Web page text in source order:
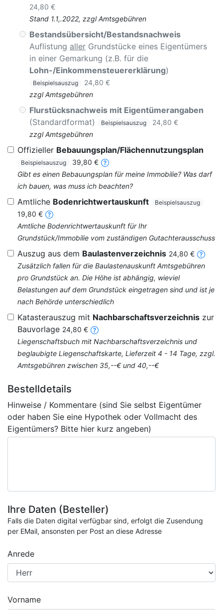
24,80 €
Stand 1.1,.2022, zzgl Amtsgebühren
Bestandsübersicht/Bestandsnachweis
Auflistung aller Grundstücke eines Eigentümers
in einer Gemarkung (z.B. für die
Lohn-/Einkommensteuererklärung)
Beispielsauszug
24,80 €
zzgl Amtsgebühren
Flurstücksnachweis mit Eigentümerangaben
(Standardformat)
Beispielsauszug
24,80 €
zzgl Amtsgebühren
Offizieller Bebauungsplan/Flächennutzungsplan
Beispielsauszug
39,80 €
Gibt es einen Bebauungsplan für meine Immobilie? Was darf
ich bauen, was muss ich beachten?
Amtliche Bodenrichtwertauskunft Beispielsauszug
19,80 €
Amtliche Bodenrichtwertauskunft für Ihr
Grundstück/Immobilie vom zuständigen Gutachterausschuss
Auszug aus dem Baulastenverzeichnis 24,80 €
Zusätzlich fallen für die Baulastenauskunft Amtsgebühren
pro Grundstück an. Die Höhe ist abhängig, wieviel
Belastungen auf dem Grundstück eingetragen sind und ist je
nach Behörde unterschiedlich
Katasterauszug mit Nachbarschaftsverzeichnis zur
Bauvorlage 24,80 €
Liegenschaftsbuch mit Nachbarschaftsverzeichnis und
beglaubigte Liegenschaftskarte, Lieferzeit 4 - 14 Tage, zzgl.
Amtsgebühren zwischen 35,--€ und 40,--€
Bestelldetails
Hinweise / Kommentare (sind Sie selbst Eigentümer
oder haben Sie eine Hypothek oder Vollmacht des
Eigentümers? Bitte hier kurz angeben)
Ihre Daten (Besteller)
Falls die Daten digital verfügbar sind, erfolgt die Zusendung
per EMail, ansonsten per Post an diese Adresse
Anrede
Vorname